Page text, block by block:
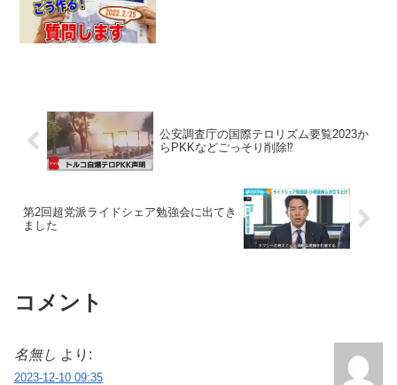
公安調査庁の国際テロリズム要覧2023か
らPKKなどごっそり削除⁉
第2回超党派ライドシェア勉強会に出てき
ました
コメント
名無し より:
2023-12-10 09:35